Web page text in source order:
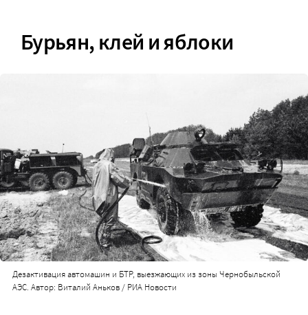
Бурьян, клей и яблоки
Дезактивация автомашин и БТР, выезжающих из зоны Чернобыльской
АЭС. Автор: Виталий Аньков / РИА Новости